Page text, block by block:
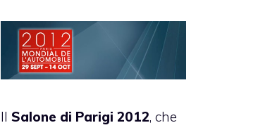
IlSalone di Parigi 2012, che